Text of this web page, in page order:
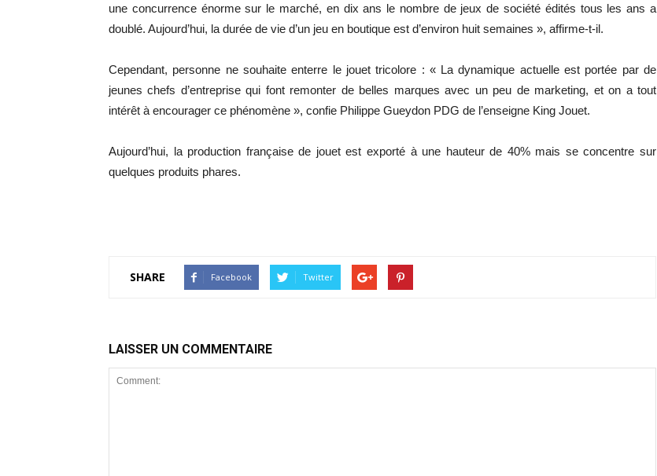
une concurrence énorme sur le marché, en dix ans le nombre de jeux de société édités tous les ans a
doublé. Aujourd’hui, la durée de vie d’un jeu en boutique est d’environ huit semaines », affirme-t-il.
Cependant, personne ne souhaite enterre le jouet tricolore : « La dynamique actuelle est portée par de
jeunes chefs d’entreprise qui font remonter de belles marques avec un peu de marketing, et on a tout
intérêt à encourager ce phénomène », confie Philippe Gueydon PDG de l’enseigne King Jouet.
Aujourd’hui, la production française de jouet est exporté à une hauteur de 40% mais se concentre sur
quelques produits phares.
SHARE Facebook Twitter
LAISSER UN COMMENTAIRE